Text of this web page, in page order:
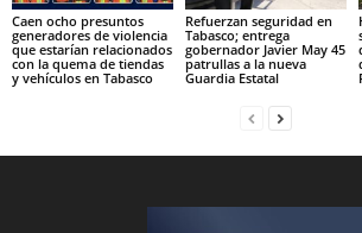
Caen ocho presuntos
generadores de violencia
que estarían relacionados
con la quema de tiendas
y vehículos en Tabasco
Refuerzan seguridad en
Tabasco; entrega
gobernador Javier May 45
patrullas a la nueva
Guardia Estatal